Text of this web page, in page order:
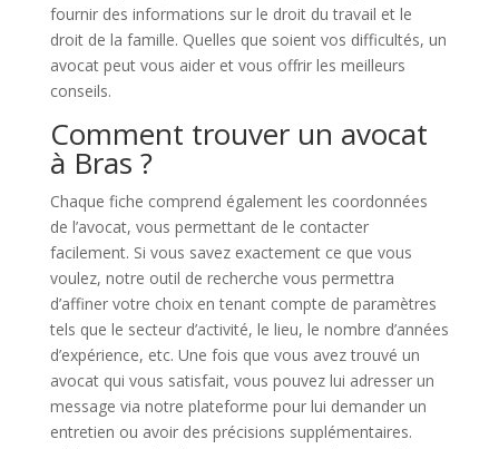
fournir des informations sur le droit du travail et le
droit de la famille. Quelles que soient vos difficultés, un
avocat peut vous aider et vous offrir les meilleurs
conseils.
Comment trouver un avocat
à Bras ?
Chaque fiche comprend également les coordonnées
de l’avocat, vous permettant de le contacter
facilement. Si vous savez exactement ce que vous
voulez, notre outil de recherche vous permettra
d’affiner votre choix en tenant compte de paramètres
tels que le secteur d’activité, le lieu, le nombre d’années
d’expérience, etc. Une fois que vous avez trouvé un
avocat qui vous satisfait, vous pouvez lui adresser un
message via notre plateforme pour lui demander un
entretien ou avoir des précisions supplémentaires.